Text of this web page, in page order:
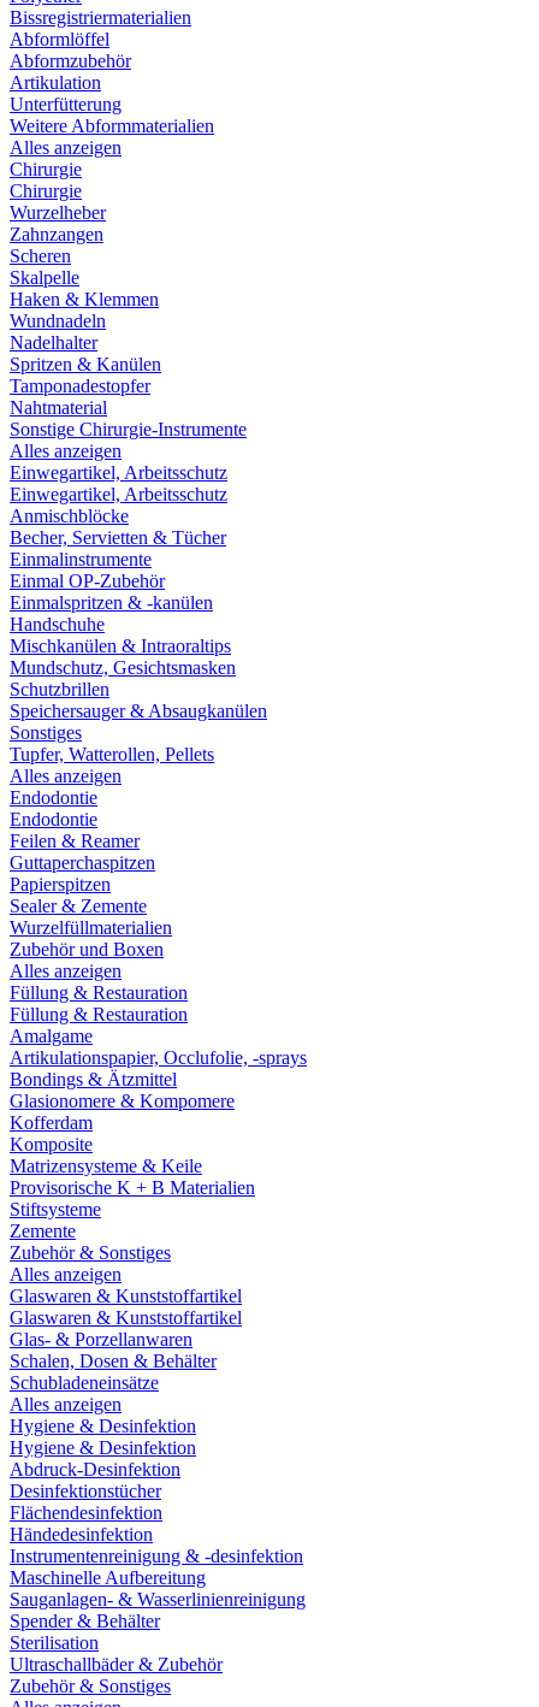
Bissregistriermaterialien
Abformlöffel
Abformzubehör
Artikulation
Unterfütterung
Weitere Abformmaterialien
Alles anzeigen
Chirurgie
Chirurgie
Wurzelheber
Zahnzangen
Scheren
Skalpelle
Haken & Klemmen
Wundnadeln
Nadelhalter
Spritzen & Kanülen
Tamponadestopfer
Nahtmaterial
Sonstige Chirurgie-Instrumente
Alles anzeigen
Einwegartikel, Arbeitsschutz
Einwegartikel, Arbeitsschutz
Anmischblöcke
Becher, Servietten & Tücher
Einmalinstrumente
Einmal OP-Zubehör
Einmalspritzen & -kanülen
Handschuhe
Mischkanülen & Intraoraltips
Mundschutz, Gesichtsmasken
Schutzbrillen
Speichersauger & Absaugkanülen
Sonstiges
Tupfer, Watterollen, Pellets
Alles anzeigen
Endodontie
Endodontie
Feilen & Reamer
Guttaperchaspitzen
Papierspitzen
Sealer & Zemente
Wurzelfüllmaterialien
Zubehör und Boxen
Alles anzeigen
Füllung & Restauration
Füllung & Restauration
Amalgame
Artikulationspapier, Occlufolie, -sprays
Bondings & Ätzmittel
Glasionomere & Kompomere
Kofferdam
Komposite
Matrizensysteme & Keile
Provisorische K + B Materialien
Stiftsysteme
Zemente
Zubehör & Sonstiges
Alles anzeigen
Glaswaren & Kunststoffartikel
Glaswaren & Kunststoffartikel
Glas- & Porzellanwaren
Schalen, Dosen & Behälter
Schubladeneinsätze
Alles anzeigen
Hygiene & Desinfektion
Hygiene & Desinfektion
Abdruck-Desinfektion
Desinfektionstücher
Flächendesinfektion
Händedesinfektion
Instrumentenreinigung & -desinfektion
Maschinelle Aufbereitung
Sauganlagen- & Wasserlinienreinigung
Spender & Behälter
Sterilisation
Ultraschallbäder & Zubehör
Zubehör & Sonstiges